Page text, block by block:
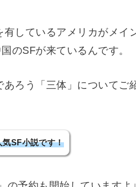
しているアメリカがメイ
のSFが来ているんです。
ろう「三体」についてご
気SF小説です！